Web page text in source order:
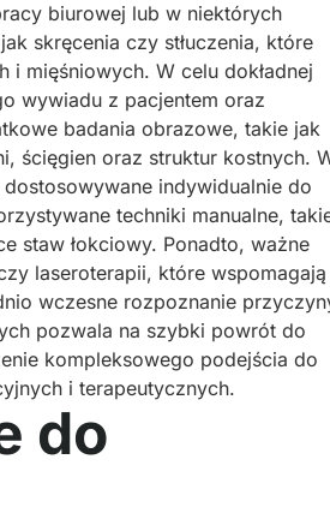
biurowej lub w niektórych
skręcenia czy stłuczenia, które
mięśniowych. W celu dokładnej
wywiadu z pacjentem oraz
badania obrazowe, takie jak
ścięgien oraz struktur kostnych.
indywidualnie do
techniki manualne,
staw łokciowy. Ponadto, ważne
laseroterapii, które wspomagają
wczesne rozpoznanie
pozwala na szybki powrót do
kompleksowego podejścia do
i terapeutycznych.
do